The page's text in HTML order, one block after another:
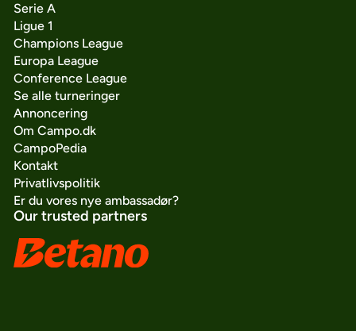
Serie A
Ligue 1
Champions League
Europa League
Conference League
Se alle turneringer
Annoncering
Om Campo.dk
CampoPedia
Kontakt
Privatlivspolitik
Er du vores nye ambassadør?
Our trusted partners